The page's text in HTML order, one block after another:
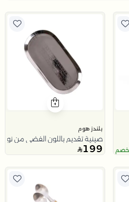
بلندز هوم
صينية تقديم باللون الفضي من
199